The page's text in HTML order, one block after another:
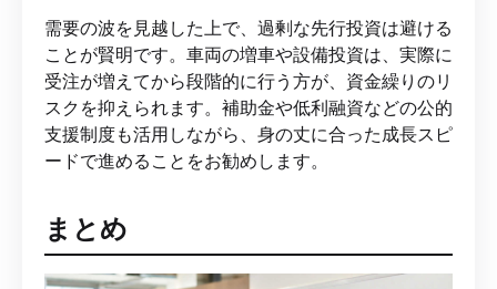
需要の波を見越した上で、過剰な先行投資は避ける
ことが賢明です。車両の増車や設備投資は、実際に
受注が増えてから段階的に行う方が、資金繰りのリ
スクを抑えられます。補助金や低利融資などの公的
支援制度も活用しながら、身の丈に合った成長スピ
ードで進めることをお勧めします。
まとめ